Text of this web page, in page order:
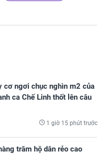
cơ ngơi chục nghìn m2 của
ca Chế Linh thốt lên câu
1 giờ 15 phút trước
trăm hộ dân rẻo cao